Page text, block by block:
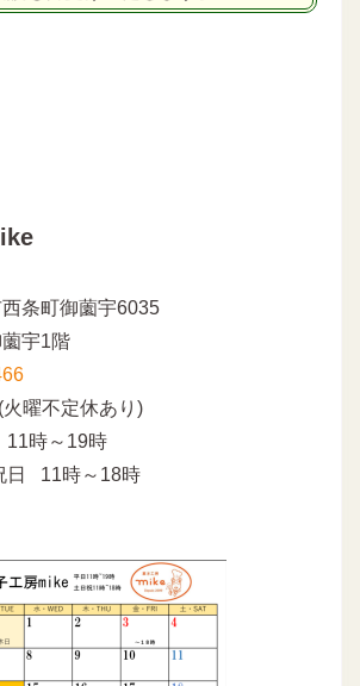
条町御薗宇6035
宇1階
曜不定休あり)
時～19時
時～18時